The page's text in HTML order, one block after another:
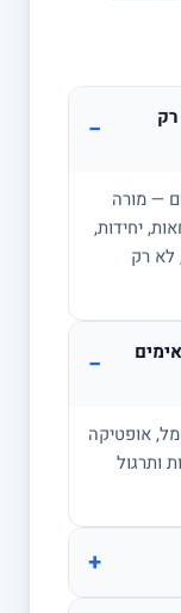
−
— מורה
יחידות,
לא רק
−
אופטיקה
ותרגול
+